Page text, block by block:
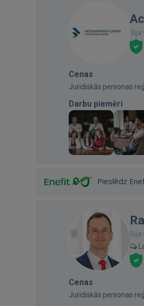
Bija
Cenas
Juridiskās personas
Darbu piemēri
Pieslēdz
Bija
Cenas
Juridiskās personas